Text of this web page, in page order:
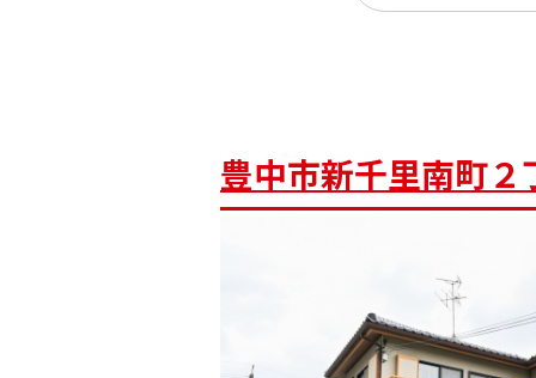
豊中市新千里南町２